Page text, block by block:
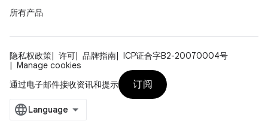
所有产品
隐私权政策 许可 品牌指南
ICP证合字B2-20070004号
Manage cookies
通过电子邮件接收资讯和提示
订阅